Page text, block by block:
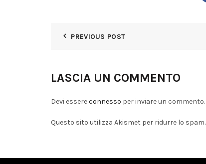
PREVIOUS POST
LASCIA UN COMMENTO
Devi essereconnesso per inviare un commento.
Questo sito utilizza Akismet per ridurre lo spam.